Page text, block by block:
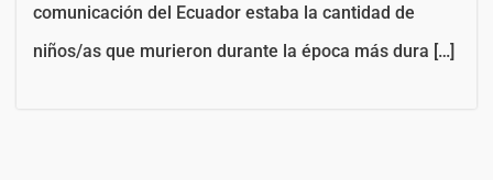
comunicación del Ecuador estaba la cantidad de
niños/as que murieron durante la época más dura […]